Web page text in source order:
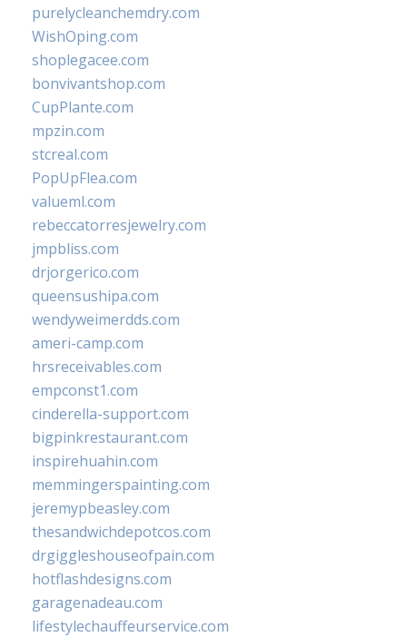
purelycleanchemdry.com
WishOping.com
shoplegacee.com
bonvivantshop.com
CupPlante.com
mpzin.com
stcreal.com
PopUpFlea.com
valueml.com
rebeccatorresjewelry.com
jmpbliss.com
drjorgerico.com
queensushipa.com
wendyweimerdds.com
ameri-camp.com
hrsreceivables.com
empconst1.com
cinderella-support.com
bigpinkrestaurant.com
inspirehuahin.com
memmingerspainting.com
jeremypbeasley.com
thesandwichdepotcos.com
drgiggleshouseofpain.com
hotflashdesigns.com
garagenadeau.com
lifestylechauffeurservice.com